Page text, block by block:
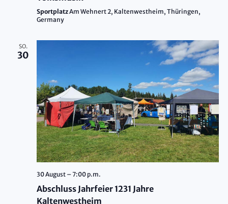
SportplatzAm Wehnert 2, Kaltenwestheim, Thüringen,
Germany
SO.
30
30 August – 7:00 p.m.
Abschluss Jahrfeier 1231 Jahre
Kaltenwestheim